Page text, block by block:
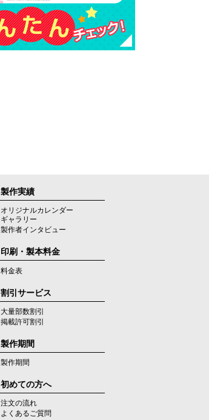
製作実績
オリジナルカレンダー
ギャラリー
製作者インタビュー
印刷・製本料金
料金表
割引サービス
大量部数割引
掲載許可割引
製作期間
製作期間
初めての方へ
注文の流れ
よくあるご質問